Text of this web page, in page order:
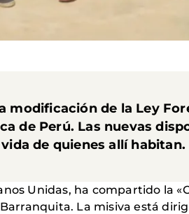
modificación de la Ley
de Perú. Las nuevas
de quienes allí habitan.
Unidas, ha compartido la
La misiva está